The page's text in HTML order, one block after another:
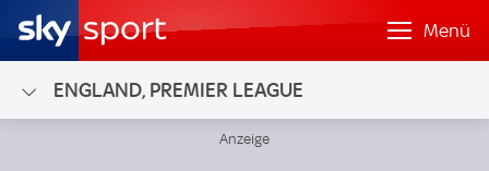
Menü
ENGLAND, PREMIER LEAGUE